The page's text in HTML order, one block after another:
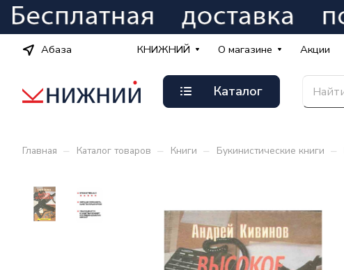
Абаза КНИЖНИЙ О магазине Акции
Каталог
Главная – Каталог товаров – Книги – Букинистические книги –